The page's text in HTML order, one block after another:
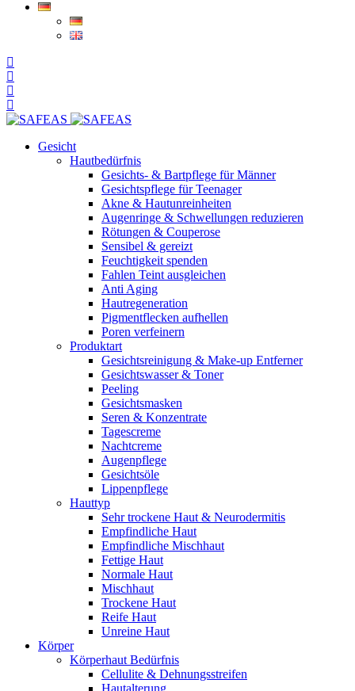
Gesicht
Hautbedürfnis
Gesichts- & Bartpflege für Männer
Gesichtspflege für Teenager
Akne & Hautunreinheiten
Augenringe & Schwellungen reduzieren
Rötungen & Couperose
Sensibel & gereizt
Feuchtigkeit spenden
Fahlen Teint ausgleichen
Anti Aging
Hautregeneration
Pigmentflecken aufhellen
Poren verfeinern
Produktart
Gesichtsreinigung & Make-up Entferner
Gesichtswasser & Toner
Peeling
Gesichtsmasken
Seren & Konzentrate
Tagescreme
Nachtcreme
Augenpflege
Gesichtsöle
Lippenpflege
Hauttyp
Sehr trockene Haut & Neurodermitis
Empfindliche Haut
Empfindliche Mischhaut
Fettige Haut
Normale Haut
Mischhaut
Trockene Haut
Reife Haut
Unreine Haut
Körper
Körperhaut Bedürfnis
Cellulite & Dehnungsstreifen
Hautalterung